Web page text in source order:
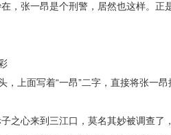
，张一昂是个刑警，居然也这样。正
，上面写着“一昂”二字，直接将张一
之心来到三江口，莫名其妙被调查